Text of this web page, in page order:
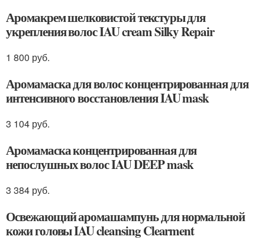
Аромакрем шелковистой текстуры для
укрепления волос IAU cream Silky Repair
1 800 руб.
Аромамаска для волос концентрированная для
интенсивного восстановления IAU mask
3 104 руб.
Аромамаска концентрированная для
непослушных волос IAU DEEP mask
3 384 руб.
Освежающий аромашампунь для нормальной
кожи головы IAU cleansing Clearment